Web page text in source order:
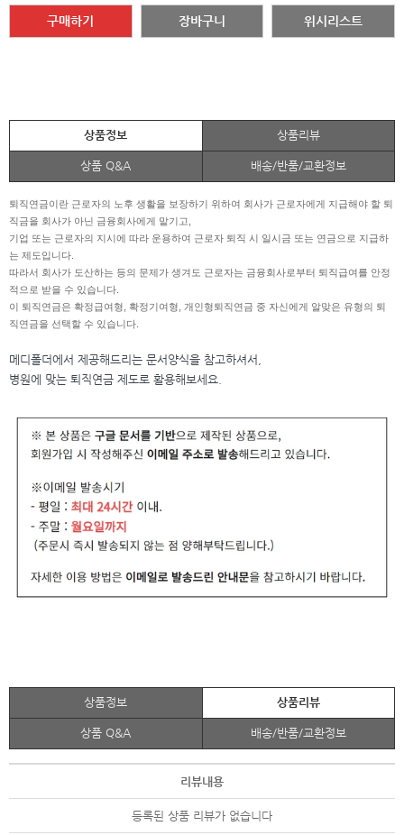
구매하기 장바구니 위시리스트
상품정보 상품리뷰
상품 Q&A 배송/반품/교환정보
퇴직연금이란 근로자의 노후 생활을 보장하기 위하여 회사가 근로자에게 지급해야 할 퇴
직금을 회사가 아닌 금융회사에게 맡기고,
기업 또는 근로자의 지시에 따라 운용하여 근로자 퇴직 시 일시금 또는 연금으로 지급하
는 제도입니다.
따라서 회사가 도산하는 등의 문제가 생겨도 근로자는 금융회사로부터 퇴직급여를 안정
적으로 받을 수 있습니다.
이 퇴직연금은 확정급여형, 확정기여형, 개인형퇴직연금 중 자신에게 알맞은 유형의 퇴
직연금을 선택할 수 있습니다.
메디폴더에서 제공해드리는 문서양식을 참고하셔서,
병원에 맞는 퇴직연금 제도로 활용해보세요.
상품정보 상품리뷰
상품 Q&A 배송/반품/교환정보
리뷰내용
등록된 상품 리뷰가 없습니다